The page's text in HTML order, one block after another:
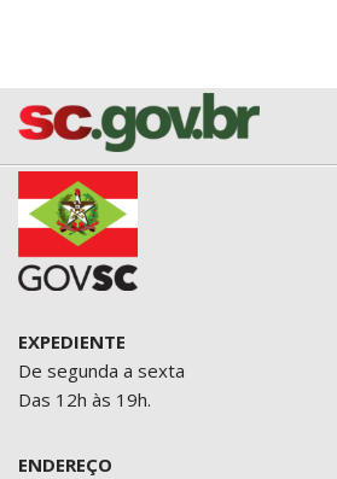
EXPEDIENTE
De segunda a sexta
Das 12h às 19h.
ENDEREÇO